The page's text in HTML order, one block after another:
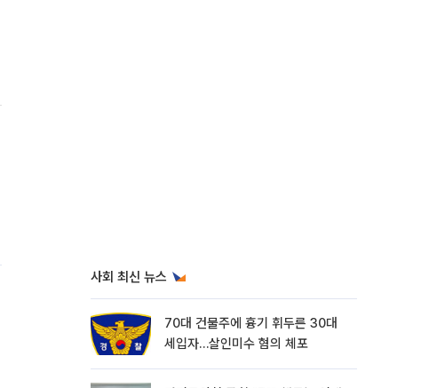
사회 최신 뉴스
70대 건물주에 흉기 휘두른 30대
세입자…살인미수 혐의 체포